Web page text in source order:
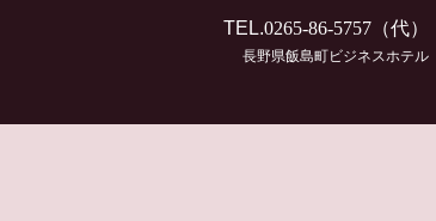
TEL.0265-86-5757 （代）
長野県飯島町ビジネスホテル